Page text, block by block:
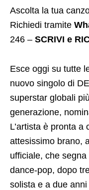
Ascolta la tua
Richiedi tramite
246 – SCRIVI e
Esce oggi su tutte
nuovo singolo di
superstar globali
generazione,
L’artista è pronta a
attesissimo brano,
ufficiale, che segna
dance-pop, dopo
solista e a due